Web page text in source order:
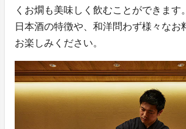
くお燗も美味しく飲むことができます。
日本酒の特徴や、和洋問わず様々なお
お楽しみください。